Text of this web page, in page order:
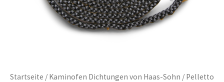
Startseite / Kaminofen Dichtungen von Haas-Sohn / Pelletto